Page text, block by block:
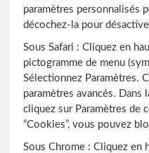
paramètres personnalisés
décochez-la pour
Sous Safari : Cliquez en
pictogramme de menu
Sélectionnez Paramètres.
paramètres avancés. Dans
cliquez sur Paramètres de
“Cookies”, vous pouvez
Sous Chrome : Cliquez en